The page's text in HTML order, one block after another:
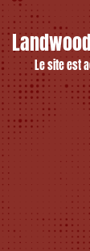
Le site est